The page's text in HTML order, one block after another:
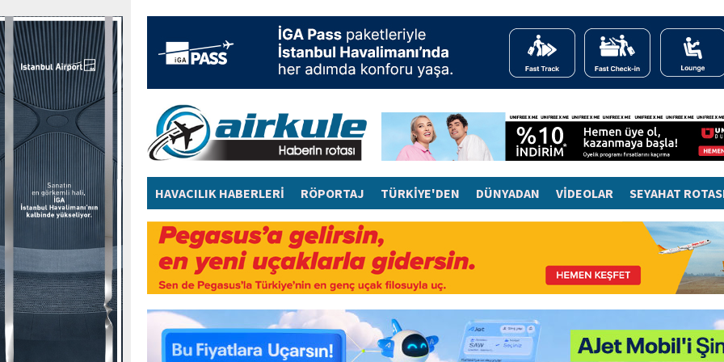
HAVACILIK HABERLERİ RÖPORTAJ TÜRKİYE'DEN DÜNYADAN VİDEOLAR SEYAHAT